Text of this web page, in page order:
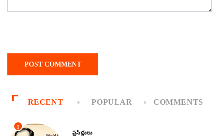
RECENT POPULAR COMMENTS
1
ప్రసిద్ధులు